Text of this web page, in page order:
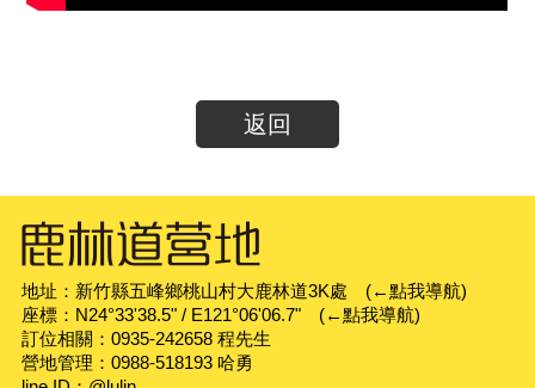
返回
地址：新竹縣五峰鄉桃山村大鹿林道3K處 (←點我導航)
座標：N24°33'38.5" / E121°06'06.7" (←點我導航)
訂位相關： 0935-242658 程先生
營地管理： 0988-518193 哈勇